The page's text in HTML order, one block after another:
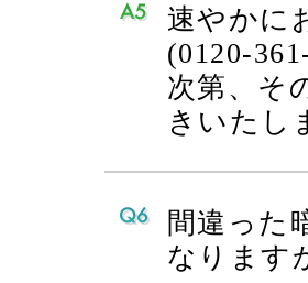
速やかに
(0120-
次第、そ
きいたし
間違った
なります